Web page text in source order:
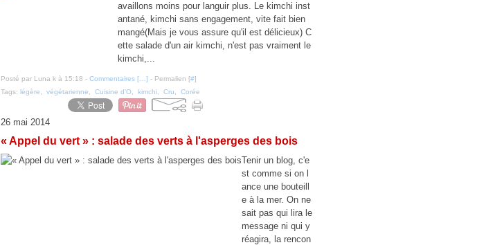
availlons moins pour languir plus. Le kimchi inst
antané, kimchi sans engagement, vite fait bien
mangé(Mais je vous assure qu'il est délicieux) C
ette salade d'un air kimchi, n'est pas vraiment le
kimchi,...
Posté par Luna k à 15:18 - Commentaires [ ] - Permalien [#]
Tags: légère végétarienne Cuisine d’O kimchi Cru Corée
26 mai 2014
« Appel du vert » : salade des verts à l'asperges des bois
Tenir un blog, c'e
st comme si on l
ance une bouteill
e à la mer. On ne
sait pas qui lira le
message ni qui y
réagira, la rencon